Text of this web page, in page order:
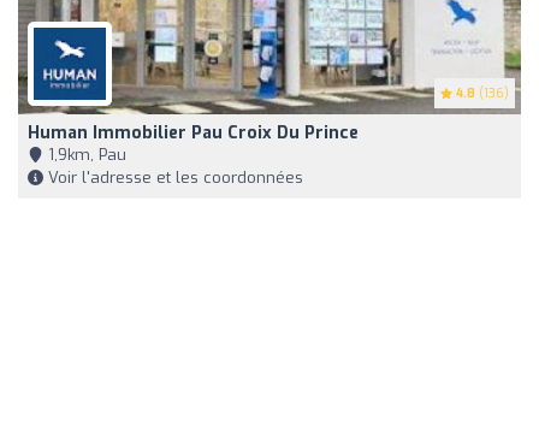
4.8 (136)
Human Immobilier Pau Croix Du Prince
1,9km, Pau
Voir l'adresse et les coordonnées